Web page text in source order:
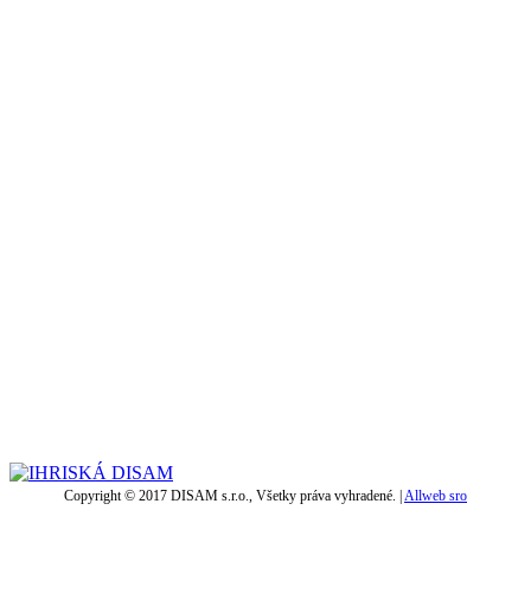
Copyright © 2017 DISAM s.r.o., Všetky práva vyhradené. |Allweb sro